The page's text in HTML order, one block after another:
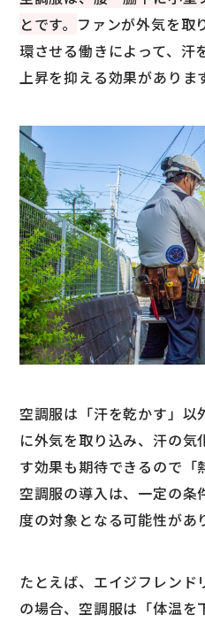
とです。 ファンが外気を取
環させる働きによって、汗
上昇を抑える効果がありま
空調服は「汗を乾かす」以
に外気を取り込み、汗の
す効果も期待できるので「
空調服の導入は、一定の条
度の対象となる可能性があ
たとえば、エイジフレンド
の場合、空調服は「体温